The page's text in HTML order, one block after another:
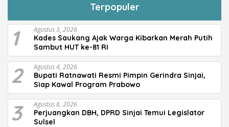
Terpopuler
1 Agustus 3, 2026
Kades Saukang Ajak Warga Kibarkan Merah Putih
Sambut HUT ke-81 RI
2 Agustus 4, 2026
Bupati Ratnawati Resmi Pimpin Gerindra Sinjai,
Siap Kawal Program Prabowo
3 Agustus 6, 2026
Perjuangkan DBH, DPRD Sinjai Temui Legislator
Sulsel